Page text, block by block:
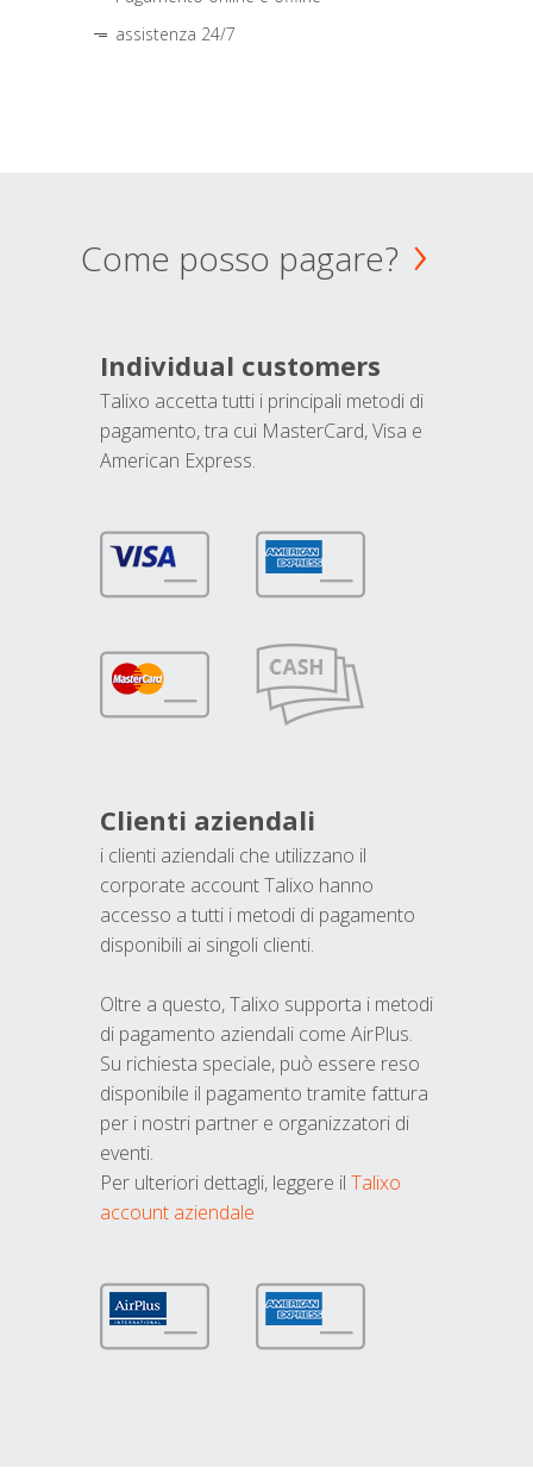
assistenza 24/7
Come posso pagare?
Individual customers
Talixo accetta tutti i principali metodi di
pagamento, tra cui MasterCard, Visa e
American Express.
Clienti aziendali
i clienti aziendali che utilizzano il
corporate account Talixo hanno
accesso a tutti i metodi di pagamento
disponibili ai singoli clienti.
Oltre a questo, Talixo supporta i metodi
di pagamento aziendali come AirPlus.
Su richiesta speciale, può essere reso
disponibile il pagamento tramite fattura
per i nostri partner e organizzatori di
eventi.
Per ulteriori dettagli, leggere il Talixo
account aziendale